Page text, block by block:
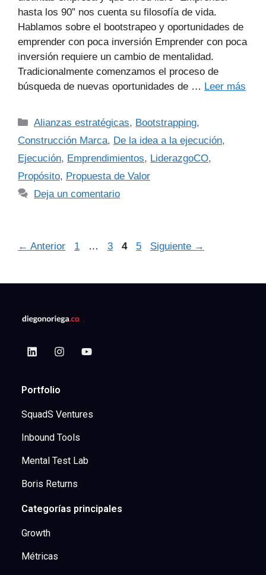
hasta los 90” nos cuenta su filosofía de vida.
Hablamos sobre el bootstrapeo y oportunidades de
emprender con poca inversión Emprender con poca
inversión requiere un cambio de mentalidad.
Tradicionalmente comenzamos el proceso de
búsqueda de nuevas oportunidades de … Leer más
Alianzas estratégicas, Bootstrapping,
Construcción Marca, De la idea a la ejecución,
Ejecución, Emprendimientos, LiderazgoCO,
Propósito, Propuesta de Valor
Deja un comentario
← Anterior 1 … 3 4 5 Siguiente →
Portfolio
SquadS Ventures
Inbound Tools
Mental Test Lab
Boris Returns
Categorías principales
Growth
Métricas